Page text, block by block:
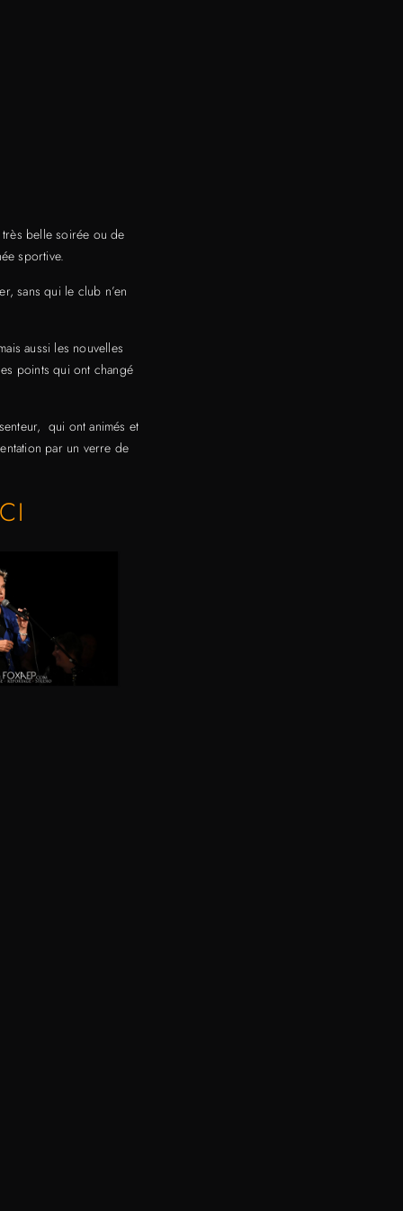
belle soirée ou de
sportive.
sans qui le club n’en
aussi les nouvelles
points qui ont changé
, qui ont animés et
par un verre de